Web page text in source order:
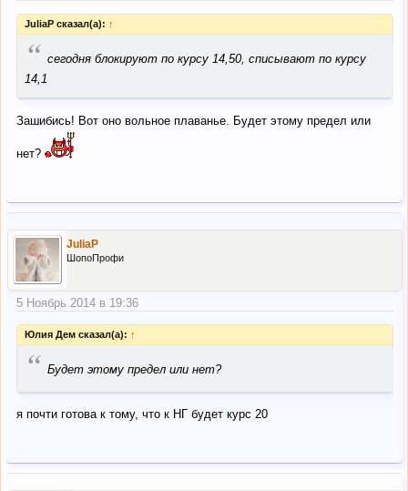
JuliaP сказал(а): ↑
“ сегодня блокируют по курсу 14,50, списывают по курсу
14,1
Зашибись! Вот оно вольное плаванье. Будет этому предел или
нет?
JuliaP
ШопоПрофи
5 Ноябрь 2014 в 19:36
Юлия Дем сказал(а): ↑
“ Будет этому предел или нет?
я почти готова к тому, что к НГ будет курс 20